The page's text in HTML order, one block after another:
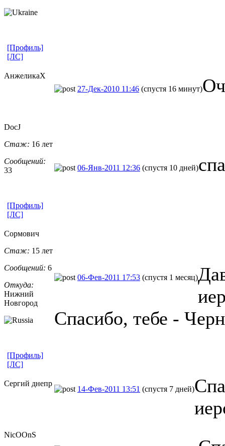
[Профиль]
[ЛС]
АнжеликаХ
27-Дек-2010 11:46 (спустя 16 минут)
DocJ
Стаж: 16 лет
Сообщений:
33
06-Янв-2011 12:36 (спустя 10 дней)
[Профиль]
[ЛС]
Сормович
Стаж: 15 лет
Сообщений: 6
Откуда:
Нижний
Новгород
06-Фев-2011 17:53 (спустя 1 месяц)
Спасибо, тебе -
[Профиль]
[ЛС]
Сергий днепр
14-Фев-2011 13:51 (спустя 7 дней)
NicOOnS